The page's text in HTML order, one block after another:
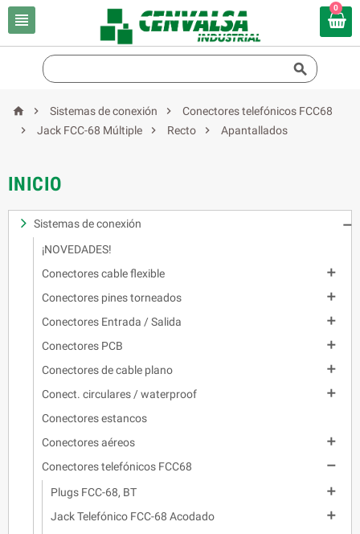

0

  Sistemas de conexión 
Conectores telefónicos FCC68

Jack FCC-68 Múltiple  Recto  Apantallados
INICIO
Sistemas de conexión

¡NOVEDADES!
Conectores cable flexible

Conectores pines torneados

Conectores Entrada / Salida

Conectores PCB

Conectores de cable plano

Conect. circulares / waterproof

Conectores estancos
Conectores aéreos

Conectores telefónicos FCC68

Plugs FCC-68, BT

Jack Telefónico FCC-68 Acodado
